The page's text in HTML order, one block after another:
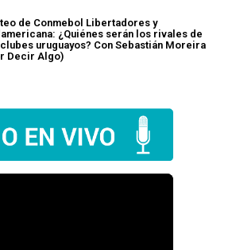
de Conmebol Libertadores y
¿Quiénes serán los rivales de
clubes uruguayos? Con Sebastián Moreira
Decir Algo)